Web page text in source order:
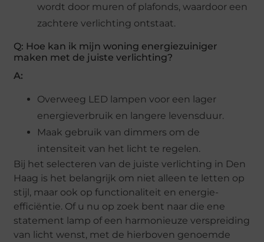
wordt door muren of plafonds, waardoor een
zachtere verlichting ontstaat.
Q: Hoe kan ik mijn woning energiezuiniger
maken met de juiste verlichting?
A:
Overweeg LED lampen voor een lager
energieverbruik en langere levensduur.
Maak gebruik van dimmers om de
intensiteit van het licht te regelen.
Bij het selecteren van de juiste verlichting in Den
Haag is het belangrijk om niet alleen te letten op
stijl, maar ook op functionaliteit en energie-
efficiëntie. Of u nu op zoek bent naar die ene
statement lamp of een harmonieuze verspreiding
van licht wenst, met de hierboven genoemde